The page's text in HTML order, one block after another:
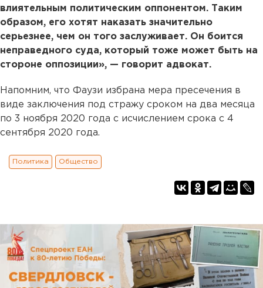
влиятельным политическим оппонентом. Таким
образом, его хотят наказать значительно
серьезнее, чем он того заслуживает. Он боится
неправедного суда, который тоже может быть на
стороне оппозиции», — говорит адвокат.
Напомним, что Фаузи избрана мера пресечения в
виде заключения под стражу сроком на два месяца
по 3 ноября 2020 года с исчислением срока с 4
сентября 2020 года.
Политика Общество